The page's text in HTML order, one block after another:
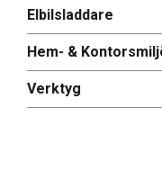
Elbilsladdare
Hem- &
Verktyg